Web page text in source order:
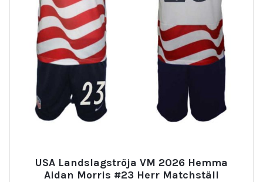
USA Landslagströja VM 2026 Hemma
Aidan Morris #23 Herr Matchställ